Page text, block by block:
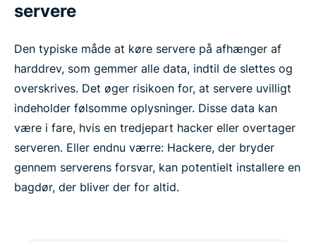
servere
Den typiske måde at køre servere på afhænger af
harddrev, som gemmer alle data, indtil de slettes og
overskrives. Det øger risikoen for, at servere uvilligt
indeholder følsomme oplysninger. Disse data kan
være i fare, hvis en tredjepart hacker eller overtager
serveren. Eller endnu værre: Hackere, der bryder
gennem serverens forsvar, kan potentielt installere en
bagdør, der bliver der for altid.